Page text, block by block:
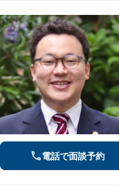
電話で面談予約